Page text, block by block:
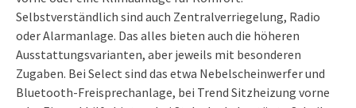
Selbstverständlich sind auch Zentralverriegelung, Radio
oder Alarmanlage. Das alles bieten auch die höheren
Ausstattungsvarianten, aber jeweils mit besonderen
Zugaben. Bei Select sind das etwa Nebelscheinwerfer und
Bluetooth-Freisprechanlage, bei Trend Sitzheizung vorne